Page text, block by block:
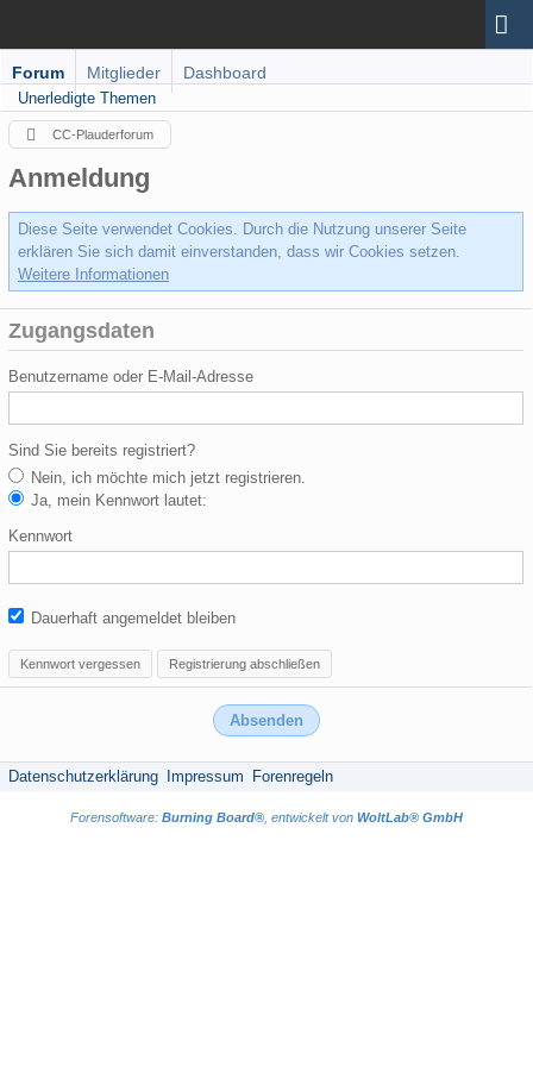
Forum Mitglieder Dashboard
Unerledigte Themen
CC-Plauderforum
Anmeldung
Diese Seite verwendet Cookies. Durch die Nutzung unserer Seite
erklären Sie sich damit einverstanden, dass wir Cookies setzen.
Weitere Informationen
Zugangsdaten
Benutzername oder E-Mail-Adresse
Sind Sie bereits registriert?
Nein, ich möchte mich jetzt registrieren.
Ja, mein Kennwort lautet:
Kennwort
Dauerhaft angemeldet bleiben
Kennwort vergessen Registrierung abschließen
Datenschutzerklärung Impressum Forenregeln
Forensoftware: Burning Board® , entwickelt von WoltLab® GmbH